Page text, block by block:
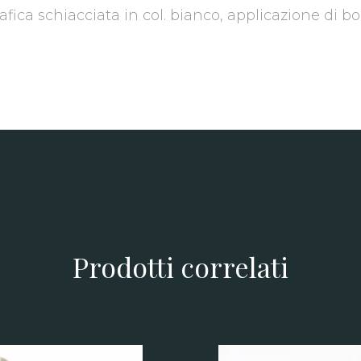
schiacciata in col. bianco, applicazione di
Prodotti correlati